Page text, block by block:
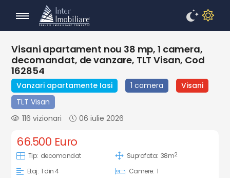
Visani apartament nou 38 mp, 1 camera,
decomandat, de vanzare, TLT Visan, Cod
162854
Vanzari apartamente Iasi 1 camera
Visani
TLT Visan
116 vizionari
06 iulie 2026
66.500 Euro
Tip: decomandat Suprafata: 38m2
Etaj: 1 din 4 Camere: 1